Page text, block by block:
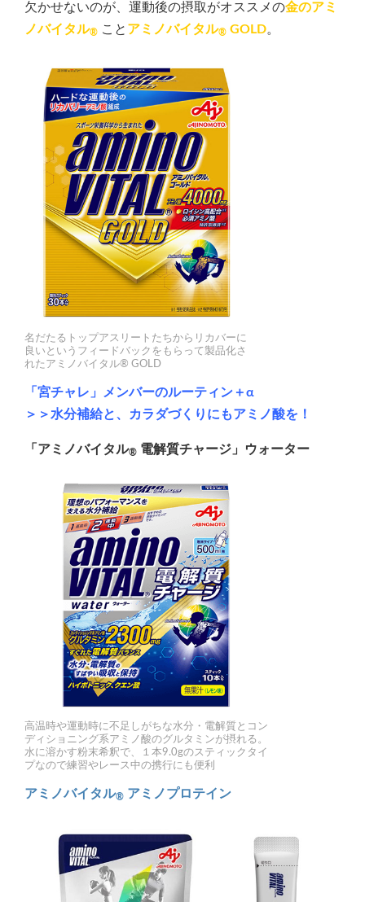
欠かせないのが、運動後の摂取がオススメの金のアミ
ノバイタル® こと アミノバイタル® GOLD。
名だたるトップアスリートたちからリカバーに
良いというフィードバックをもらって製品化さ
れたアミノバイタル® GOLD
「宮チャレ」メンバーのルーティン＋α
＞＞水分補給と、カラダづくりにもアミノ酸を！
「アミノバイタル® 電解質チャージ」ウォーター
高温時や運動時に不足しがちな水分・電解質とコン
ディショニング系アミノ酸のグルタミンが摂れる。
水に溶かす粉末希釈で、１本9.0gのスティックタイ
プなので練習やレース中の携行にも便利
アミノバイタル® アミノプロテイン